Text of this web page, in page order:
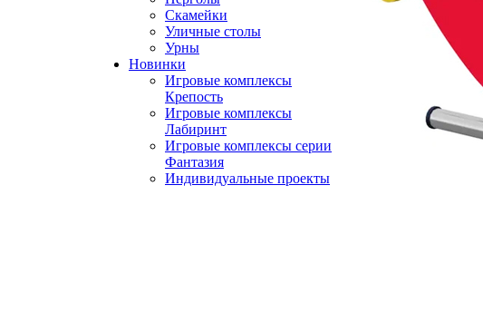
Скамейки
Уличные столы
Урны
Новинки
Игровые комплексы
Крепость
Игровые комплексы
Лабиринт
Игровые комплексы серии
Фантазия
Индивидуальные проекты